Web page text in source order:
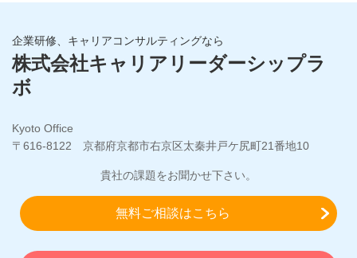
企業研修、キャリアコンサルティングなら
株式会社キャリアリーダーシップラ
ボ
Kyoto Office
〒616-8122 京都府京都市右京区太秦井戸ケ尻町21番地10
貴社の課題をお聞かせ下さい。
無料ご相談はこちら